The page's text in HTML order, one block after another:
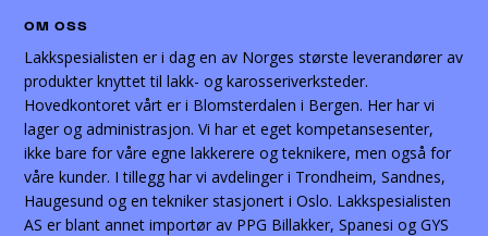
OM OSS
Lakkspesialisten er i dag en av Norges største leverandører av
produkter knyttet til lakk- og karosseriverksteder.
Hovedkontoret vårt er i Blomsterdalen i Bergen. Her har vi
lager og administrasjon. Vi har et eget kompetansesenter,
ikke bare for våre egne lakkerere og teknikere, men også for
våre kunder. I tillegg har vi avdelinger i Trondheim, Sandnes,
Haugesund og en tekniker stasjonert i Oslo. Lakkspesialisten
AS er blant annet importør av PPG Billakker, Spanesi og GYS